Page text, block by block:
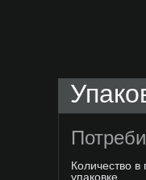
Количество в
упаковке